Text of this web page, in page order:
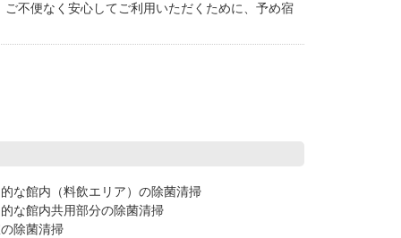
不便なく安心してご利用いただくために、予め宿
な館内（料飲エリア）の除菌清掃
な館内共用部分の除菌清掃
除菌清掃